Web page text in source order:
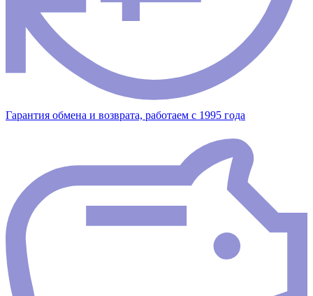
Гарантия обмена и возврата, работаем с 1995 года